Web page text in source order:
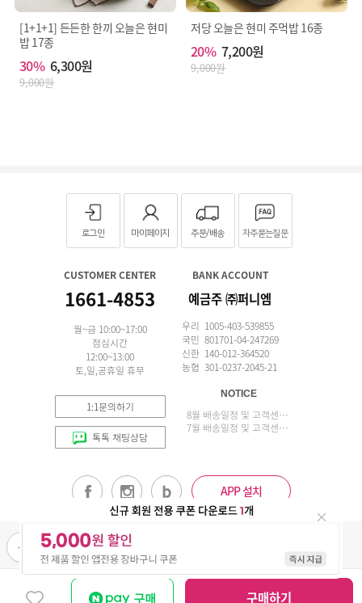
[1+1+1] 든든한 한끼 오늘은 현미
밥 17종
30% 6,300원
9,000원
저당 오늘은 현미 주먹밥 16종
20% 7,200원
9,000원
구매하기
로그인 마이페이지 주문/배송 자주묻는질문
CUSTOMER CENTER
1661-4853
월~금 10:00~17:00
점심시간
12:00~13:00
토,일,공휴일 휴무
1:1문의하기
톡톡 채팅상담
BANK ACCOUNT
예금주 ㈜퍼니엠
우리 1005-403-539855
국민 801701-04-247269
신한 140-012-364520
농협 301-0237-2045-21
NOTICE
8월 배송일정 및 고객센터 업무 안내
7월 배송일정 및 고객센터 업무 안내
APP 설치
(주)퍼니엠 사업자정보
사업자번호조회 구매안전서비스 개인정보취급방침 이용약관